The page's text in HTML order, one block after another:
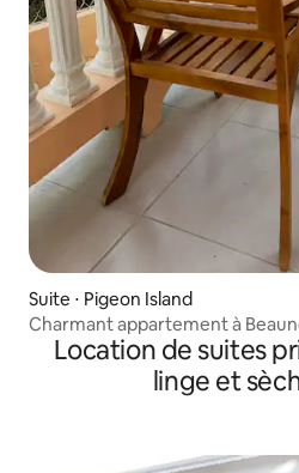
Suite ⋅ Pigeon Island
Charmant appartement à
Location de suites
linge et